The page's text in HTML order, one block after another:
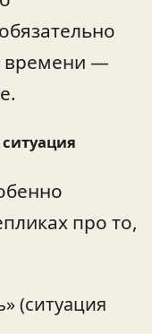
времени —
про то,
(ситуация